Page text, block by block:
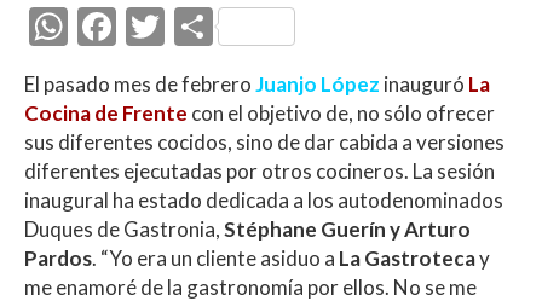
W
at
s
A
p
p
F
e
b
o
o
k
T
w
itt
er
C
m
p
ar
ti
r
El pasado mes de febreroJuanjo López inauguró La
Cocina de Frente con el objetivo de, no sólo ofrecer
sus diferentes cocidos, sino de dar cabida a versiones
diferentes ejecutadas por otros cocineros. La sesión
inaugural ha estado dedicada a los autodenominados
Duques de Gastronia,Stéphane Guerín y Arturo
Pardos. “Yo era un cliente asiduo a La Gastrotecay
me enamoré de la gastronomía por ellos. No se me